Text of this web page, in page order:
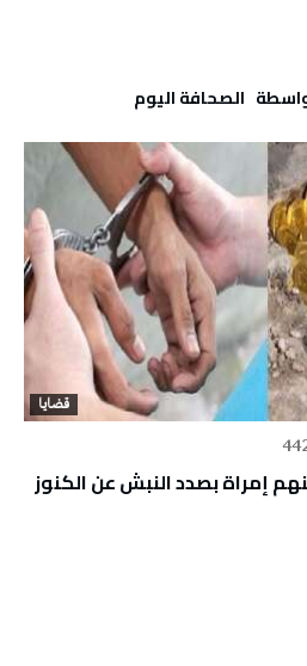
‬اليوم
قضايا
بينهم إمراة بصدد النبش عن الكنوز